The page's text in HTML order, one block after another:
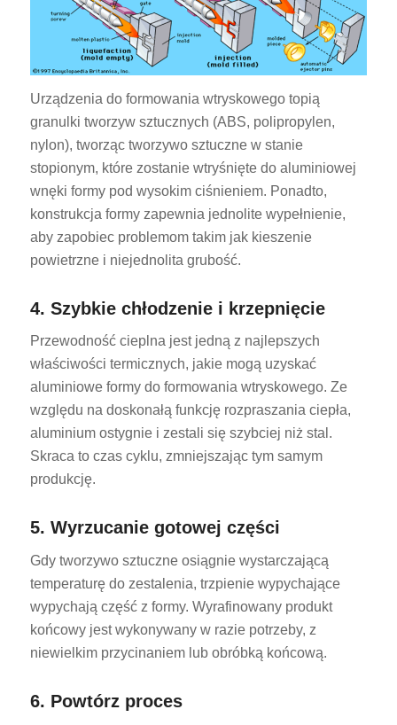
Urządzenia do formowania wtryskowego topią
granulki tworzyw sztucznych (ABS, polipropylen,
nylon), tworząc tworzywo sztuczne w stanie
stopionym, które zostanie wtryśnięte do aluminiowej
wnęki formy pod wysokim ciśnieniem. Ponadto,
konstrukcja formy zapewnia jednolite wypełnienie,
aby zapobiec problemom takim jak kieszenie
powietrzne i niejednolita grubość.
4. Szybkie chłodzenie i krzepnięcie
Przewodność cieplna jest jedną z najlepszych
właściwości termicznych, jakie mogą uzyskać
aluminiowe formy do formowania wtryskowego. Ze
względu na doskonałą funkcję rozpraszania ciepła,
aluminium ostygnie i zestali się szybciej niż stal.
Skraca to czas cyklu, zmniejszając tym samym
produkcję.
5. Wyrzucanie gotowej części
Gdy tworzywo sztuczne osiągnie wystarczającą
temperaturę do zestalenia, trzpienie wypychające
wypychają część z formy. Wyrafinowany produkt
końcowy jest wykonywany w razie potrzeby, z
niewielkim przycinaniem lub obróbką końcową.
6. Powtórz proces